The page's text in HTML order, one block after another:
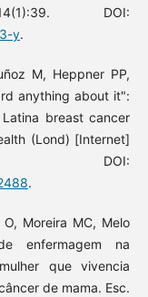
DOI:
y.
M, Heppner PP,
anything about it":
breast cancer
(Lond) [Internet]
DOI:
.
Moreira MC, Melo
enfermagem na
que vivencia
de mama. Esc.